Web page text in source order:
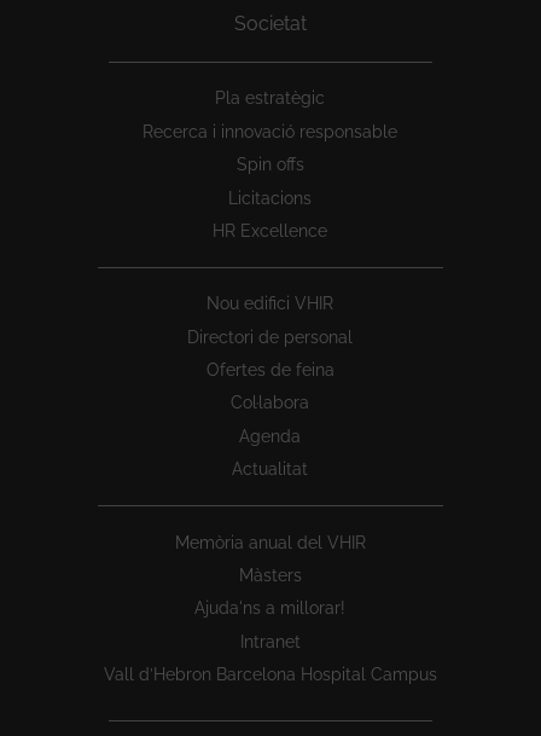
Societat
Pla estratègic
Recerca i innovació responsable
Spin offs
Licitacions
HR Excellence
Nou edifici VHIR
Directori de personal
Ofertes de feina
Col·labora
Agenda
Actualitat
Memòria anual del VHIR
Màsters
Ajuda'ns a millorar!
Intranet
Vall d’Hebron Barcelona Hospital Campus